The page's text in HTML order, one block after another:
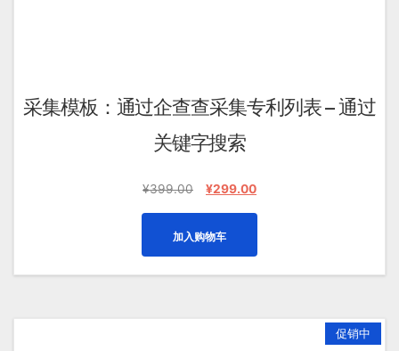
采集模板：通过企查查采集专利列表 – 通过
关键字搜索
¥399.00
原
¥399.00。
¥299.00当
为：
¥299.00。
加入购物车
促销中